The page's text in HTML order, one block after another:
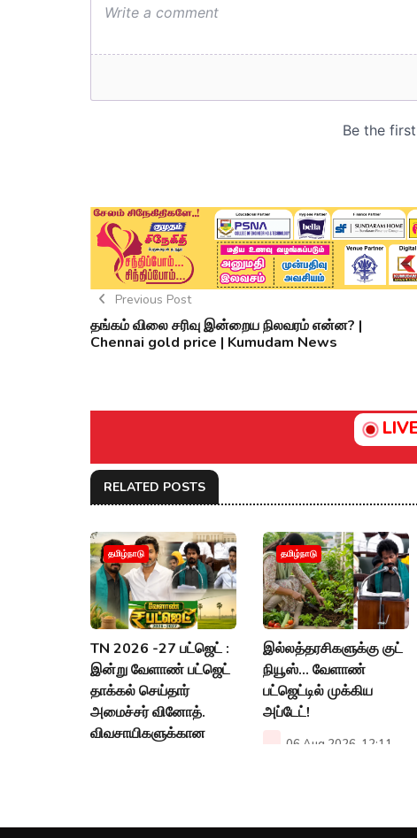
Previous Post
தங்கம் விலை சரிவு இன்றைய நிலவரம் என்ன? |
Chennai gold price | Kumudam News
RELATED POSTS
தமிழ்நாடு
TN 2026 -27 பட்ஜெட் :
இன்று வேளாண் பட்ஜெட்
தாக்கல் செய்தார்
அமைச்சர் வினோத்.
விவசாயிகளுக்கான
தமிழ்நாடு
இல்லத்தரசிகளுக்கு குட்
நியூஸ்... வேளாண்
பட்ஜெட்டில் முக்கிய
அப்டேட்!
06 Aug 2026, 12:11